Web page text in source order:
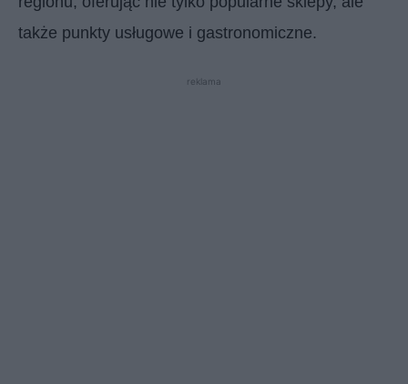
także punkty usługowe i gastronomiczne.
reklama